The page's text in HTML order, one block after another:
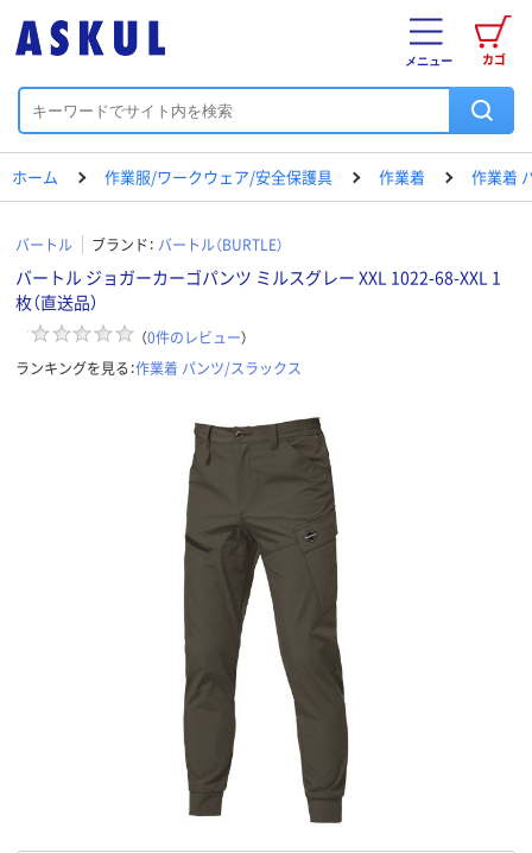
カゴ
メニュー
ホーム 作業服/ワークウェア/安全保護具 作業着 作業着
バートル ブランド： バートル（BURTLE）
バートル ジョガーカーゴパンツ ミルスグレー XXL 1022-68-XXL 1
枚（直送品）
（0件のレビュー）
ランキングを見る：作業着 パンツ/スラックス